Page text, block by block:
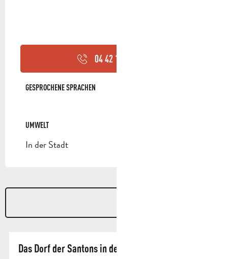
04 42 18 17
GESPROCHENE SPRACHEN
GESPROCHENE SPRACHEN
UMWELT
UMWELT
In der Stadt
Das Dorf der Santons in der Provence